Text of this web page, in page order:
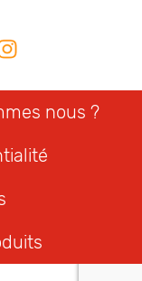
nous ?